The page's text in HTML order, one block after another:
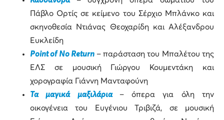
Πάβλο Ορτίς σε κείμενο του Σέρχιο Μπλάνκο και
σκηνοθεσία Ντιάνας Θεοχαρίδη και Αλέξανδρου
Ευκλείδη
Point of No Return – παράσταση του Μπαλέτου της
ΕΛΣ σε μουσική Γιώργου Κουμεντάκη και
χορογραφία Γιάννη Μανταφούνη
Τα μαγικά μαξιλάρια
– όπερα για όλη την
οικογένεια του Ευγένιου Τριβιζά, σε μουσική